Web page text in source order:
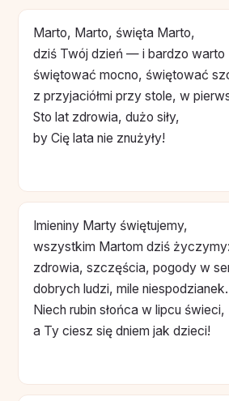
Marto, Marto, święta Marto,
dziś Twój dzień — i bardzo warto
świętować mocno, świętować
z przyjaciółmi przy stole, w
Sto lat zdrowia, dużo siły,
by Cię lata nie znużyły!
Imieniny Marty świętujemy,
wszystkim Martom dziś życzymy:
zdrowia, szczęścia, pogody w
dobrych ludzi, mile niespodzianek.
Niech rubin słońca w lipcu świeci,
a Ty ciesz się dniem jak dzieci!